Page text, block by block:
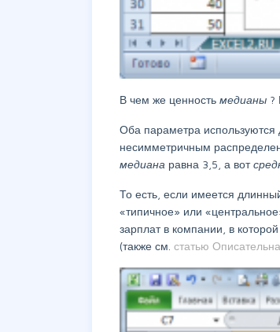
В чем же ценность медианы ?
Оба параметра
несимметричным
медиана равна 3,5, а вот
То есть, если имеется
«типичное» или
зарплат в компании, в
(также см. статью